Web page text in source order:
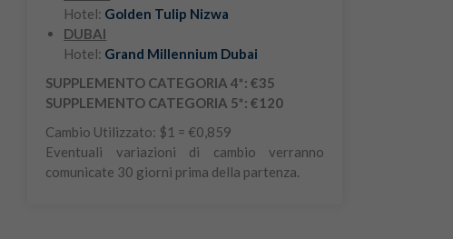
Hotel: Golden Tulip Nizwa
DUBAI
Hotel: Grand Millennium Dubai
SUPPLEMENTO CATEGORIA 4*: €35
SUPPLEMENTO CATEGORIA 5*: €120
Cambio Utilizzato: $1 = €0,859
Eventuali variazioni di cambio verranno
comunicate 30 giorni prima della partenza.